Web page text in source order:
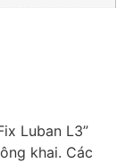
Luban L3”
khai. Các